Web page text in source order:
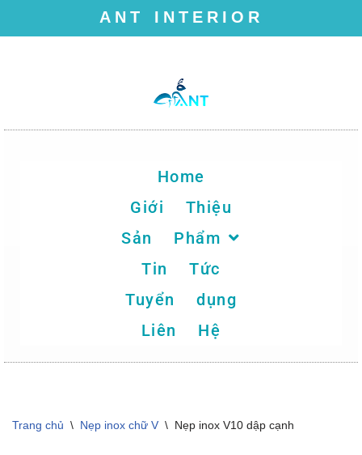
ANT INTERIOR
Home
Giới Thiệu
Sản Phẩm
Tin Tức
Tuyển dụng
Liên Hệ
Trang chủ \ Nẹp inox chữ V \ Nẹp inox V10 dập cạnh